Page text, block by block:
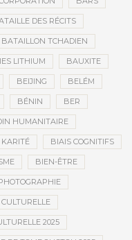
DES RÉCITS
BATAILLON TCHADIEN
LITHIUM BAUXITE
BEIJING BELÉM
BÉNIN BER
HUMANITAIRE
BIAIS COGNITIFS
BIEN-ÊTRE
2025